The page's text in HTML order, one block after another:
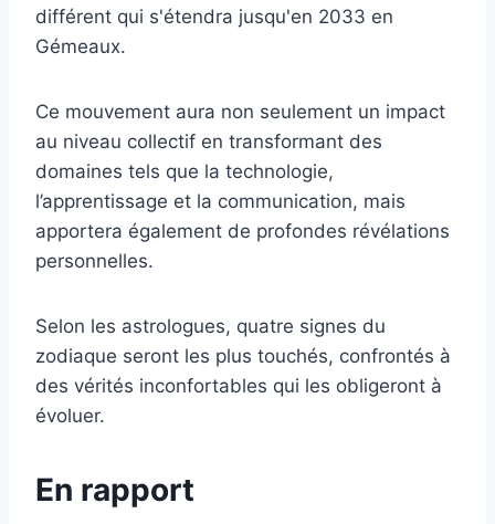
différent qui s'étendra jusqu'en 2033 en
Gémeaux.
Ce mouvement aura non seulement un impact
au niveau collectif en transformant des
domaines tels que la technologie,
l’apprentissage et la communication, mais
apportera également de profondes révélations
personnelles.
Selon les astrologues, quatre signes du
zodiaque seront les plus touchés, confrontés à
des vérités inconfortables qui les obligeront à
évoluer.
En rapport